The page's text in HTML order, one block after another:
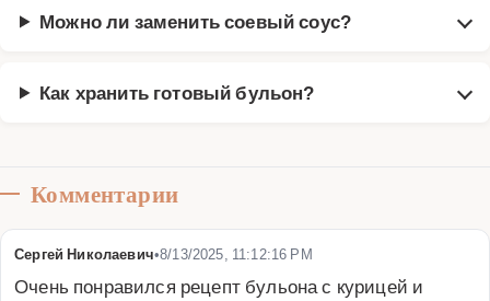
Можно ли заменить соевый соус?
Как хранить готовый бульон?
Комментарии
Сергей Николаевич•8/13/2025, 11:12:16 PM
Очень понравился рецепт бульона с курицей и